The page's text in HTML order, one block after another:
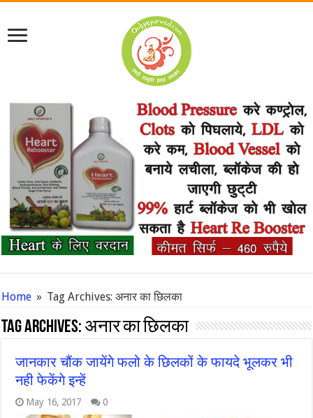
Home » Tag Archives: अनार का छिलका
Tag Archives:अनार का छिलका
जानकार चौंक जायेंगे फलो के छिलकों के फायदे भूलकर भी
नही फेकेंगे इन्हें
May 16, 2017 0